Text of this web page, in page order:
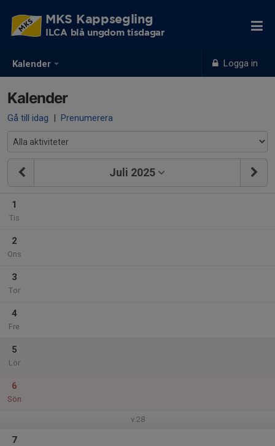
Kalender Logga in
MKS Kappsegling
ILCA blå ungdom tisdagar
Kalender
Gå till idag | Prenumerera
Juli 2025
1
Tis
2
Ons
3
Tor
4
Fre
5
Lör
6
Sön
v.28
7